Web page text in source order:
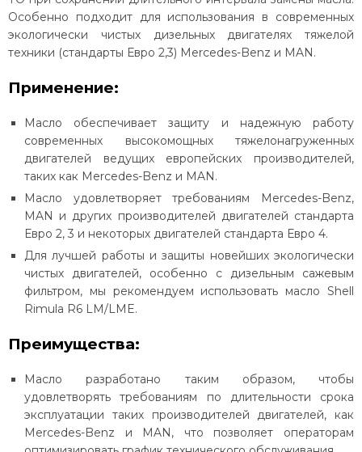
Особенно подходит для использования в современных
экологически чистых дизельных двигателях тяжелой
техники (стандарты Евро 2,3) Mercedes-Benz и MAN.
Применение:
Масло обеспечивает защиту и надежную работу
современных высокомощных тяжелонагруженных
двигателей ведущих европейских производителей,
таких как Mercedes-Benz и MAN.
Масло удовлетворяет требованиям Mercedes-Benz,
MAN и других производителей двигателей стандарта
Евро 2, 3 и некоторых двигателей стандарта Евро 4.
Для лучшей работы и защиты новейших экологически
чистых двигателей, особенно с дизельным сажевым
фильтром, мы рекомендуем использовать масло Shell
Rimula R6 LM/LME.
Преимущества:
Масло разработано таким образом, чтобы
удовлетворять требованиям по длительности срока
эксплуатации таких производителей двигателей, как
Mercedes-Benz и MAN, что позволяет операторам